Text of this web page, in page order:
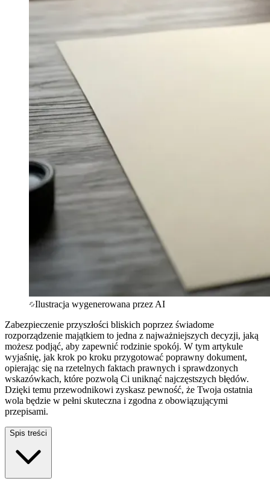
Ilustracja wygenerowana przez AI
Zabezpieczenie przyszłości bliskich poprzez świadome
rozporządzenie majątkiem to jedna z najważniejszych decyzji, jaką
możesz podjąć, aby zapewnić rodzinie spokój. W tym artykule
wyjaśnię, jak krok po kroku przygotować poprawny dokument,
opierając się na rzetelnych faktach prawnych i sprawdzonych
wskazówkach, które pozwolą Ci uniknąć najczęstszych błędów.
Dzięki temu przewodnikowi zyskasz pewność, że Twoja ostatnia
wola będzie w pełni skuteczna i zgodna z obowiązującymi
przepisami.
Spis treści